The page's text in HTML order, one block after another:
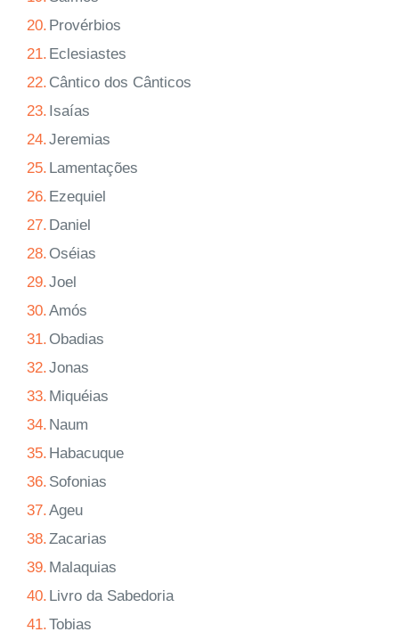
20. Provérbios
21. Eclesiastes
22. Cântico dos Cânticos
23. Isaías
24.Jeremias
25. Lamentações
26. Ezequiel
27. Daniel
28. Oséias
29.Joel
30.Amós
31. Obadias
32.Jonas
33. Miquéias
34. Naum
35. Habacuque
36. Sofonias
37.Ageu
38.Zacarias
39. Malaquias
40. Livro da Sabedoria
41.Tobias